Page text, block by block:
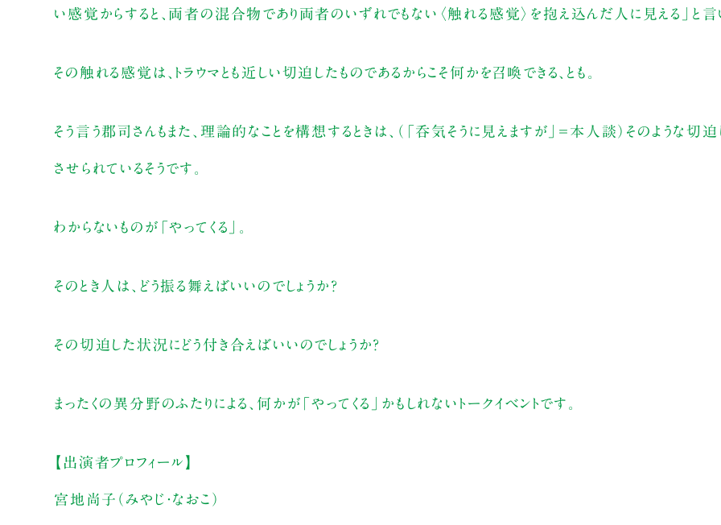
い感覚からすると、両者の混合物であり両者のいずれでもない〈触れる感覚〉を抱え込んだ人に見える」と言い
その触れる感覚は、トラウマとも近しい切迫したものであるからこそ何かを召喚できる、とも。
そう言う郡司さんもまた、理論的なことを構想するときは、（「呑気そうに見えますが」＝本人談）そのような切
させられているそうです。
わからないものが「やってくる」。
そのとき人は、どう振る舞えばいいのでしょうか？
その切迫した状況にどう付き合えばいいのでしょうか？
まったくの異分野のふたりによる、何かが「やってくる」かもしれないトークイベントです。
【出演者プロフィール】
宮地尚子（みやじ・なおこ）